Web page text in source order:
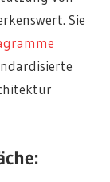
Sie